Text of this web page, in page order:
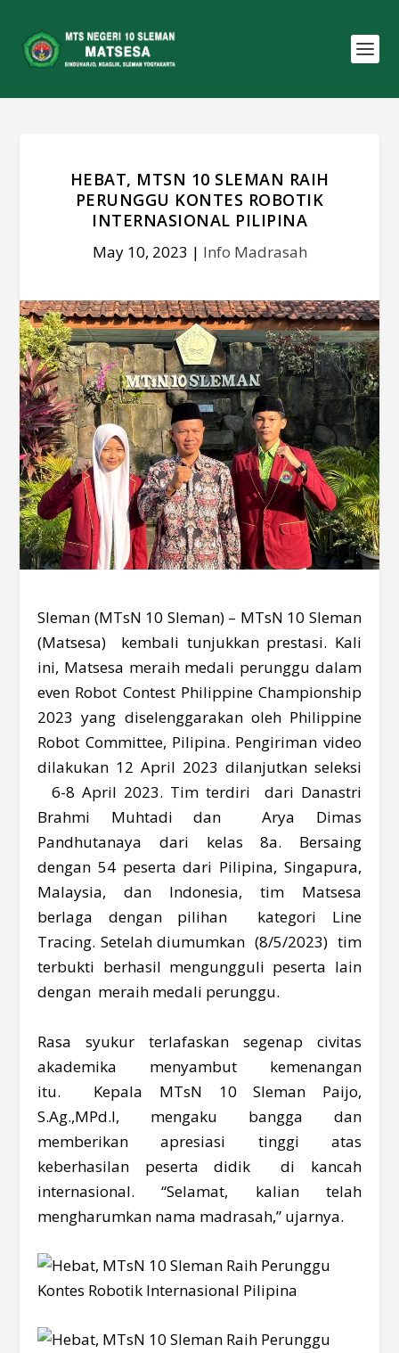
HEBAT, MTSN 10 SLEMAN RAIH
PERUNGGU KONTES ROBOTIK
INTERNASIONAL PILIPINA
May 10, 2023 | Info Madrasah
Sleman (MTsN 10 Sleman) – MTsN 10 Sleman
(Matsesa) kembali tunjukkan prestasi. Kali
ini, Matsesa meraih medali perunggu dalam
even Robot Contest Philippine Championship
2023 yang diselenggarakan oleh Philippine
Robot Committee, Pilipina. Pengiriman video
dilakukan 12 April 2023 dilanjutkan seleksi
6-8 April 2023. Tim terdiri dari Danastri
Brahmi Muhtadi dan Arya Dimas
Pandhutanaya dari kelas 8a. Bersaing
dengan 54 peserta dari Pilipina, Singapura,
Malaysia, dan Indonesia, tim Matsesa
berlaga dengan pilihan kategori Line
Tracing. Setelah diumumkan (8/5/2023) tim
terbukti berhasil mengungguli peserta lain
dengan meraih medali perunggu.
Rasa syukur terlafaskan segenap civitas
akademika menyambut kemenangan
itu. Kepala MTsN 10 Sleman Paijo,
S.Ag.,MPd.I, mengaku bangga dan
memberikan apresiasi tinggi atas
keberhasilan peserta didik di kancah
internasional. “Selamat, kalian telah
mengharumkan nama madrasah,” ujarnya.